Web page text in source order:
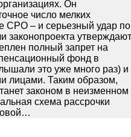
Он
число мелких
СРО – и серьезный удар по
законопроекта
полный запрет на
фонд в
это уже много раз) и
лицами. Таким образом,
законом в неизменном
схема рассрочки